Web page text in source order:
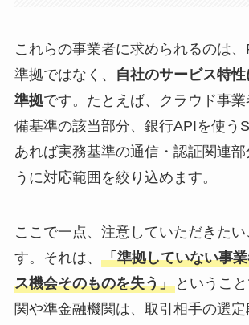
これらの事業者に求められるのは
準拠ではなく、
自社のサービス特
準拠です。たとえば、クラウド事
備基準の該当部分、銀行APIを使う
あれば実務基準の通信・認証関連部
うに対応範囲を絞り込めます。
ここで一点、注意していただきたい
す。それは、 「準拠していない事
ス機会そのものを失う」というこ
関や準金融機関は、取引相手の選